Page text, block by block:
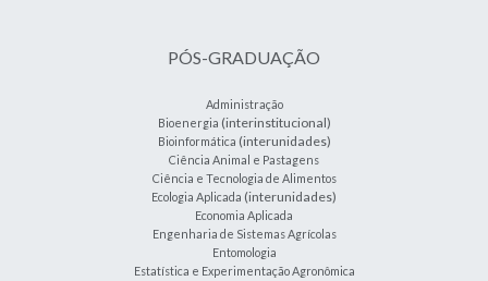
PÓS-GRADUAÇÃO
Administração
Bioenergia (interinstitucional)
Bioinformática (interunidades)
Ciência Animal e Pastagens
Ciência e Tecnologia de Alimentos
Ecologia Aplicada (interunidades)
Economia Aplicada
Engenharia de Sistemas Agrícolas
Entomologia
Estatística e Experimentação Agronômica